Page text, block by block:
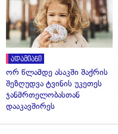
ადამიანი
ორ წლამდე ასაკში შაქრის
შეზღუდვა ტვინის უკეთეს
ჯანმრთელობასთან
დააკავშირეს